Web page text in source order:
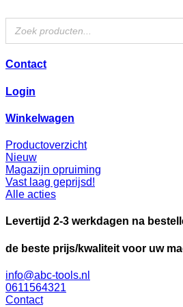
de
inhoud
Contact
Login
Winkelwagen
Productoverzicht
Nieuw
Magazijn opruiming
Vast laag geprijsd!
Alle acties
Levertijd 2-3 werkdagen na
de beste prijs/kwaliteit voor uw
info@abc-tools.nl
0611564321
Contact